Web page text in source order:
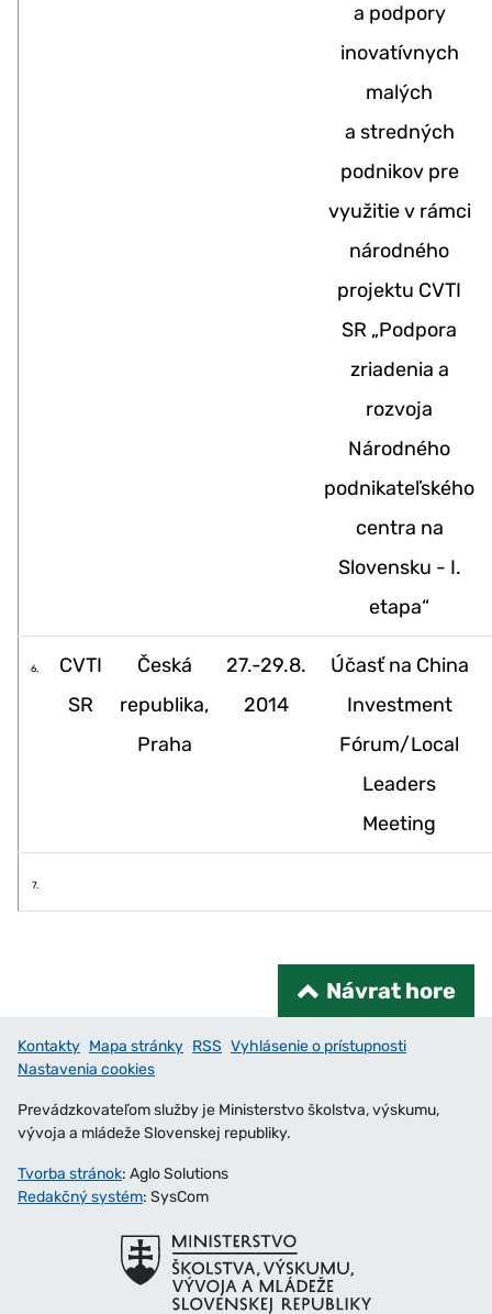
a podpory
inovatívnych
malých
a stredných
podnikov pre
využitie v rámci
národného
projektu CVTI
SR „Podpora
zriadenia a
rozvoja
Národného
podnikateľského
centra na
Slovensku - I.
etapa“
6.
CVTI
SR
Česká
republika,
Praha
27.-29.8.
2014
Účasť na China
Investment
Fórum/Local
Leaders
Meeting
7.
Návrat hore
Kontakty Mapa stránky RSS Vyhlásenie o prístupnosti
Nastavenia cookies
Prevádzkovateľom služby je Ministerstvo školstva, výskumu,
vývoja a mládeže Slovenskej republiky.
Tvorba stránok: Aglo Solutions
Redakčný systém: SysCom